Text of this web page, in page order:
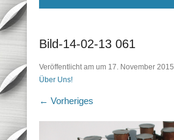
Bild-14-02-13 061
Veröffentlicht am um 17. November 2015
Über Uns!
← Vorheriges